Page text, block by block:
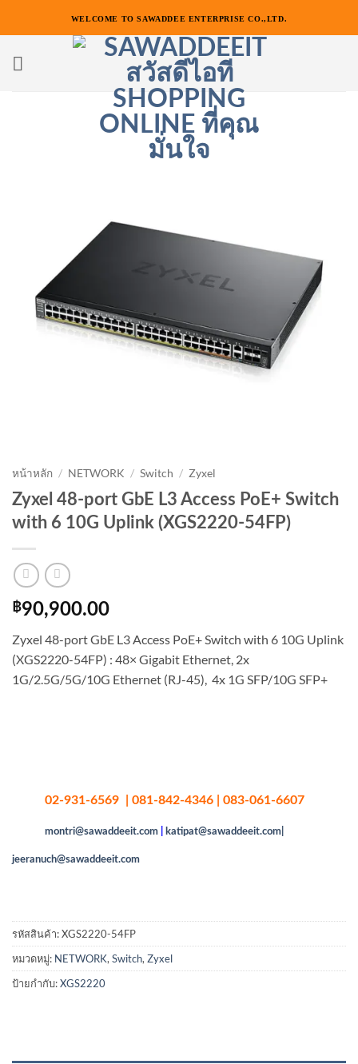
เนื้อหา
WELCOME TO SAWADDEE ENTERPRISE CO.,LTD.
หน้าหลัก / NETWORK / Switch / Zyxel
Zyxel 48-port GbE L3 Access PoE+ Switch
with 6 10G Uplink (XGS2220-54FP)
฿90,900.00
Zyxel 48-port GbE L3 Access PoE+ Switch with 6 10G Uplink
(XGS2220-54FP) : 48× Gigabit Ethernet, 2x
1G/2.5G/5G/10G Ethernet (RJ-45), 4x 1G SFP/10G SFP+
02-931-6569 | 081-842-4346 | 083-061-6607
montri@sawaddeeit.com katipat@sawaddeeit.com|
jeeranuch@sawaddeeit.com
รหัสสินค้า:XGS2220-54FP
หมวดหมู่: NETWORK, Switch, Zyxel
ป้ายกำกับ:XGS2220